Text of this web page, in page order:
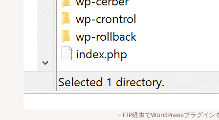
FTP経由でWordPressプラグイン